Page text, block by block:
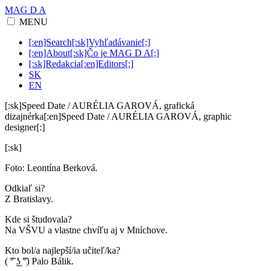
MAG D A
MENU
[:en]Search[:sk]Vyhľadávanie[:]
[:en]About[:sk]Čo je MAG D A[:]
[:sk]Redakcia[:en]Editors[:]
SK
EN
[:sk]Speed Date / AURÉLIA GAROVÁ, grafická
dizajnérka[:en]Speed Date / AURÉLIA GAROVÁ, graphic
designer[:]
[:sk]
Foto: Leontína Berková.
Odkiaľ si?
Z Bratislavy.
Kde si študovala?
Na VŠVU a vlastne chvíľu aj v Mníchove.
Kto bol/a najlepší/ia učiteľ/ka?
( ͡° ͜ʖ ͡°) Palo Bálik.